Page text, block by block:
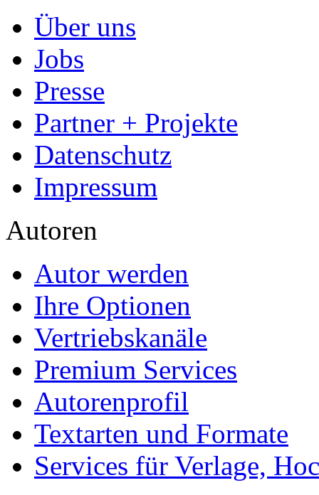
Über uns
Jobs
Presse
Partner + Projekte
Datenschutz
Impressum
Autoren
Autor werden
Ihre Optionen
Vertriebskanäle
Premium Services
Autorenprofil
Textarten und Formate
Services für Verlage,